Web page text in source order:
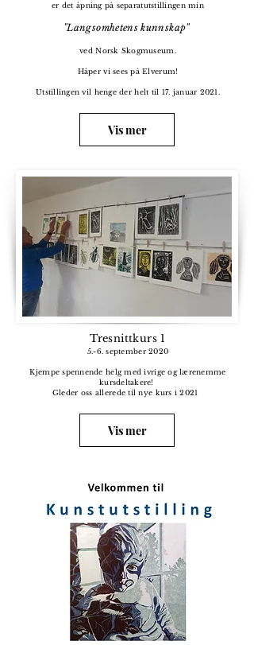
er det åpning på separatutstillingen min
"Langsomhetens kunnskap"
ved Norsk Skogmuseum.
Håper vi sees på Elverum!
Utstillingen vil henge der helt til 17. januar 2021.
Vis mer
Tresnittkurs 1
5.-6. september 2020
Kjempe spennende helg med ivrige og lærenemme
kursdeltakere!
Gleder oss allerede til nye kurs i 2021
Vis mer